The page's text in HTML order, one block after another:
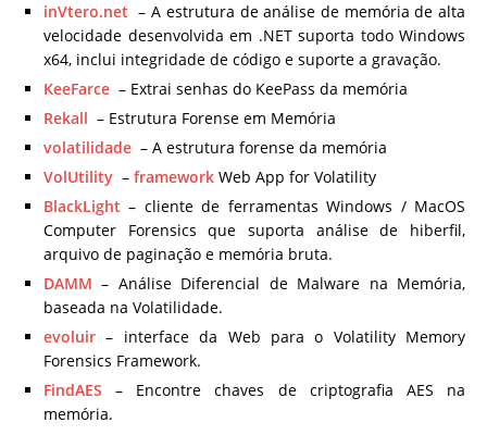
inVtero.net – A estrutura de análise de memória de alta
velocidade desenvolvida em .NET suporta todo Windows
x64, inclui integridade de código e suporte a gravação.
KeeFarce – Extrai senhas do KeePass da memória
Rekall – Estrutura Forense em Memória
volatilidade – A estrutura forense da memória
VolUtility – framework Web App for Volatility
BlackLight – cliente de ferramentas Windows / MacOS
Computer Forensics que suporta análise de hiberfil,
arquivo de paginação e memória bruta.
DAMM – Análise Diferencial de Malware na Memória,
baseada na Volatilidade.
evoluir – interface da Web para o Volatility Memory
Forensics Framework.
FindAES – Encontre chaves de criptografia AES na
memória.